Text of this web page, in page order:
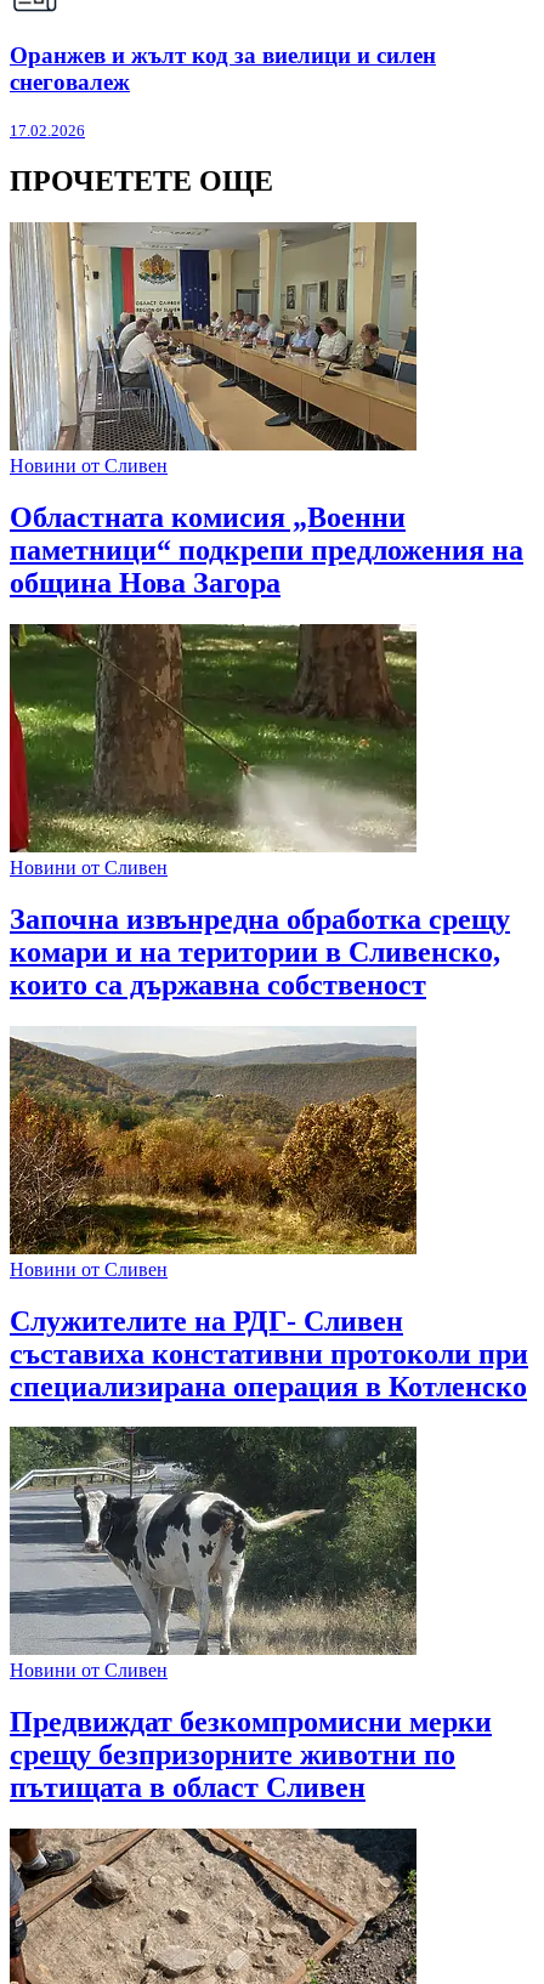
Оранжев и жълт код за виелици и силен
снеговалеж
17.02.2026
ПРОЧЕТЕТЕ ОЩЕ
Новини от Сливен
Областната комисия „Военни
паметници“ подкрепи предложения на
община Нова Загора
Новини от Сливен
Започна извънредна обработка срещу
комари и на територии в Сливенско,
които са държавна собственост
Новини от Сливен
Служителите на РДГ- Сливен
съставиха констативни протоколи при
специализирана операция в Котленско
Новини от Сливен
Предвиждат безкомпромисни мерки
срещу безпризорните животни по
пътищата в област Сливен